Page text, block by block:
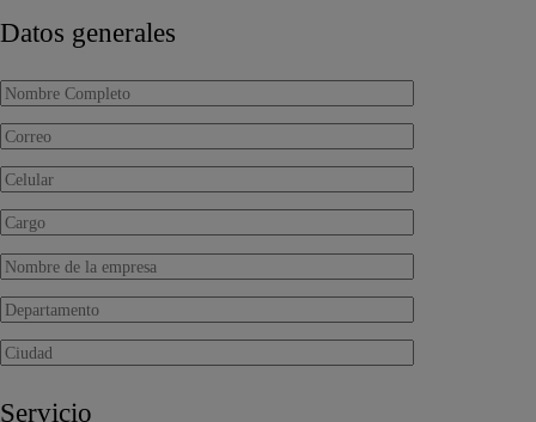
Datos generales
Servicio